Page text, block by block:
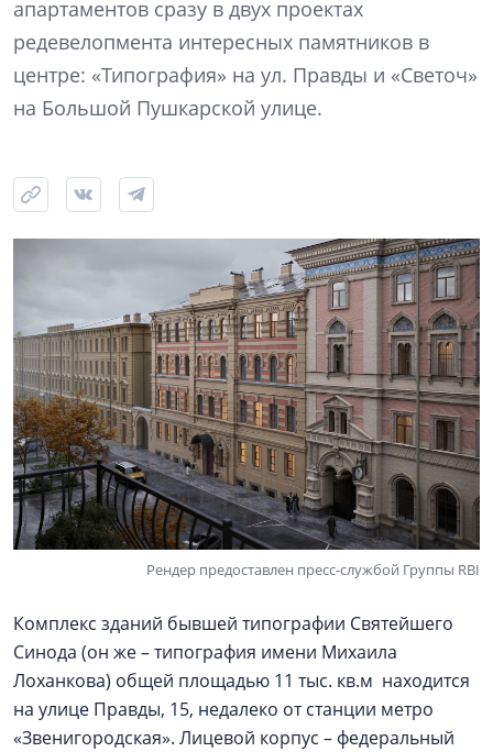
апартаментов сразу в двух проектах
редевелопмента интересных памятников в
центре: «Типография» на ул. Правды и «Светоч»
на Большой Пушкарской улице.
Рендер предоставлен пресс-службой Группы RBI
Комплекс зданий бывшей типографии Святейшего
Синода (он же – типография имени Михаила
Лоханкова) общей площадью 11 тыс. кв.м находится
на улице Правды, 15, недалеко от станции метро
«Звенигородская». Лицевой корпус – федеральный